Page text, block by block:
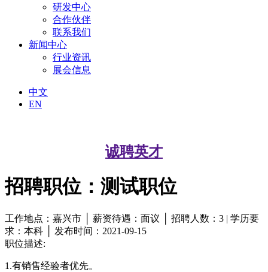
研发中心
合作伙伴
联系我们
新闻中心
行业资讯
展会信息
中文
EN
诚聘英才
招聘职位：测试职位
工作地点：嘉兴市 │ 薪资待遇：面议 │ 招聘人数：3 | 学历要
求：本科 │ 发布时间：2021-09-15
职位描述:
1.有销售经验者优先。